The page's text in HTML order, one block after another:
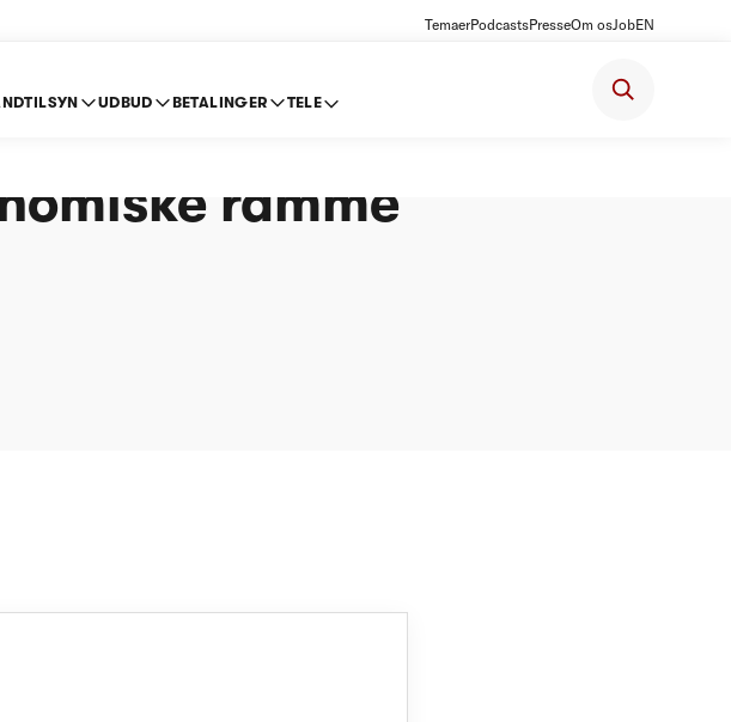
TemaerPodcastsPresseOm osJobEN
UDBUD BETALINGER TELE
ramme